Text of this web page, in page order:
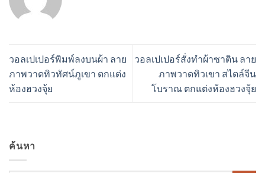
วอลเปเปอร์พิมพ์ลงบนผ้า ลาย
ภาพวาดทิวทัศน์ภูเขา ตกแต่ง
ห้องฮวงจุ้ย
วอลเปเปอร์สั่งทำผ้าซาติน ลาย
ภาพวาดทิวเขา สไตล์จีน
โบราณ ตกแต่งห้องฮวงจุ้ย
ค้นหา